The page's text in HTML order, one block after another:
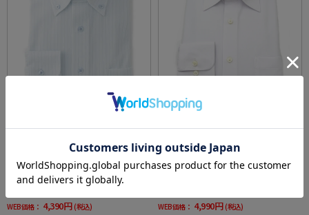
【冷感/完全ノーアイロン】長袖アイシャツ
ンダウンストライプ形態安定ストレッチ防汚
価格： 6,259円 (税込)
WEB価格： 4,390円 (税込)
【完全ノーアイロン】長袖アイシャツレギュ
通年【冠婚葬祭/リクルート使用可】
WEB価格： 4,990円 (税込)